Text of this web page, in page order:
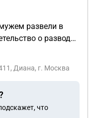
о разводе
Диана, г. Москва
что